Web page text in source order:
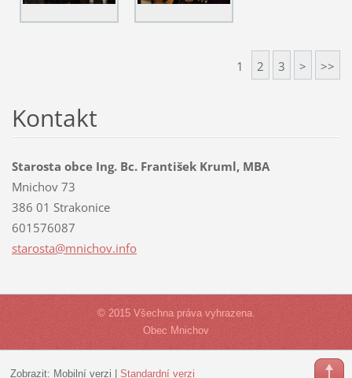
1 2 3 > >>
Kontakt
Starosta obce Ing. Bc. František Kruml, MBA
Mnichov 73
386 01 Strakonice
601576087
starosta@mnichov.info
© 2015 Všechna práva vyhrazena.
Obec Mnichov
Zobrazit: Mobilní verzi Standardní verzi